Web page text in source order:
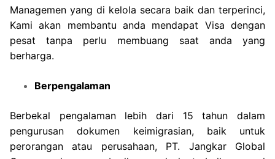
Managemen yang di kelola secara baik dan terperinci,
Kami akan membantu anda mendapat Visa dengan
pesat tanpa perlu membuang saat anda yang
berharga.
Berpengalaman
Berbekal pengalaman lebih dari 15 tahun dalam
pengurusan dokumen keimigrasian, baik untuk
perorangan atau perusahaan, PT. Jangkar Global